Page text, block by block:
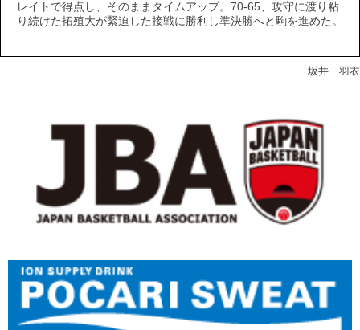
レイトで得点し、そのままタイムアップ。70-65、攻守に渡り粘
り続けた拓殖大が緊迫した接戦に勝利し準決勝へと駒を進めた。
坂井 羽衣